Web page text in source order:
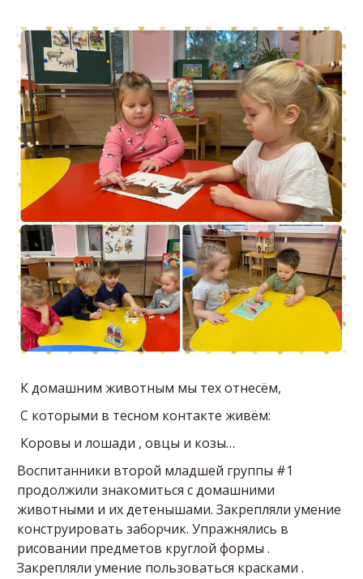
К домашним животным мы тех отнесём,
С которыми в тесном контакте живём:
Коровы и лошади , овцы и козы…
Воспитанники второй младшей группы #1
продолжили знакомиться с домашними
животными и их детенышами. Закрепляли умение
конструировать заборчик. Упражнялись в
рисовании предметов круглой формы .
Закрепляли умение пользоваться красками .